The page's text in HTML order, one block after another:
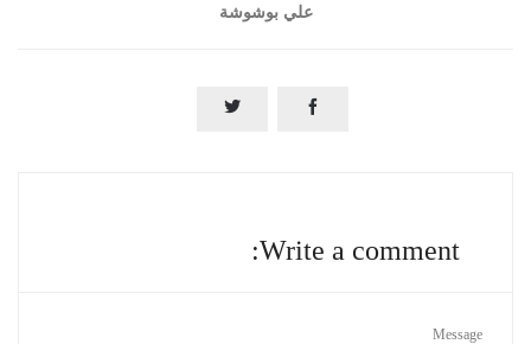
علي بوشوشة


Write a comment:
Message